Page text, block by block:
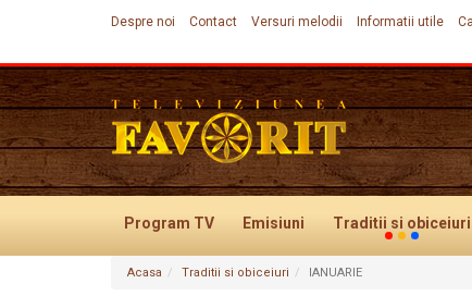
Despre noi Contact Versuri melodii Informatii utile
Program TV Emisiuni Traditii si obiceiuri
Evenimente
Acasa Traditii si obiceiuri IANUARIE